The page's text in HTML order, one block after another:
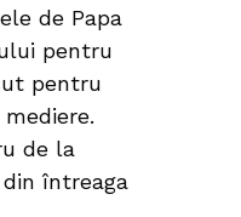
de Papa
pentru
pentru
de la
întreaga